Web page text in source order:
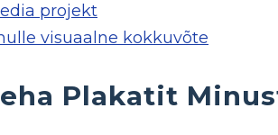
projekt
visuaalne kokkuvõte
Plakatit